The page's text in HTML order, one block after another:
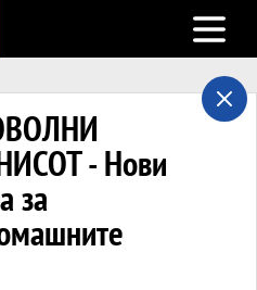
Open
- Нови
за